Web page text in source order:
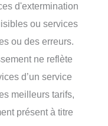
d'extermination
ou services
ou des erreurs.
ne reflète
d’un service
meilleurs tarifs,
présent à titre